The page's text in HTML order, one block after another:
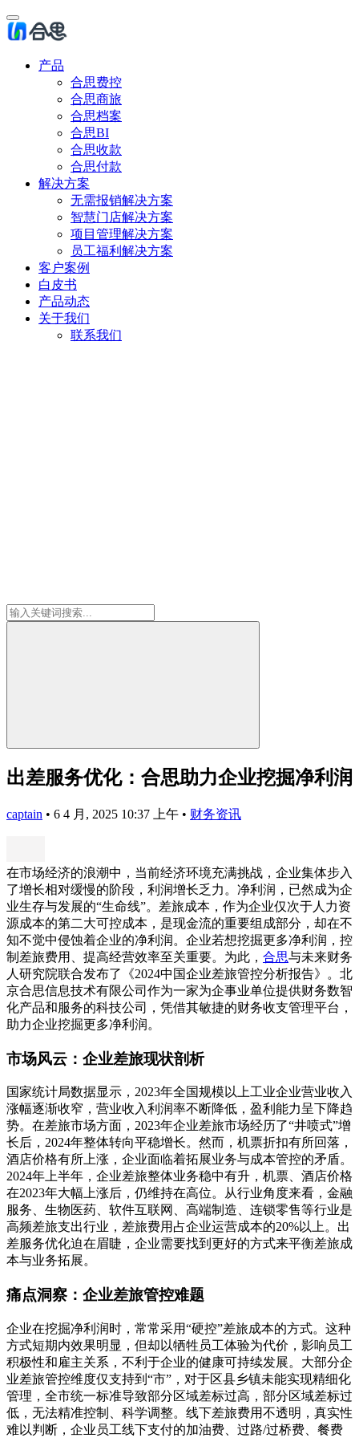
产品
合思费控
合思商旅
合思档案
合思BI
合思收款
合思付款
解决方案
无需报销解决方案
智慧门店解决方案
项目管理解决方案
员工福利解决方案
客户案例
白皮书
产品动态
关于我们
联系我们
出差服务优化：合思助力企业挖掘净利润
captain • 6 4 月, 2025 10:37 上午 • 财务资讯
在市场经济的浪潮中，当前经济环境充满挑战，企业集体步入
了增长相对缓慢的阶段，利润增长乏力。净利润，已然成为企
业生存与发展的“生命线”。差旅成本，作为企业仅次于人力资
源成本的第二大可控成本，是现金流的重要组成部分，却在不
知不觉中侵蚀着企业的净利润。企业若想挖掘更多净利润，控
制差旅费用、提高经营效率至关重要。为此， 合思与未来财务
人研究院联合发布了《2024中国企业差旅管控分析报告》。北
京合思信息技术有限公司作为一家为企事业单位提供财务数智
化产品和服务的科技公司，凭借其敏捷的财务收支管理平台，
助力企业挖掘更多净利润。
市场风云：企业差旅现状剖析
国家统计局数据显示，2023年全国规模以上工业企业营业收入
涨幅逐渐收窄，营业收入利润率不断降低，盈利能力呈下降趋
势。在差旅市场方面，2023年企业差旅市场经历了“井喷式”增
长后，2024年整体转向平稳增长。然而，机票折扣有所回落，
酒店价格有所上涨，企业面临着拓展业务与成本管控的矛盾。
2024年上半年，企业差旅整体业务稳中有升，机票、酒店价格
在2023年大幅上涨后，仍维持在高位。从行业角度来看，金融
服务、生物医药、软件互联网、高端制造、连锁零售等行业是
高频差旅支出行业，差旅费用占企业运营成本的20%以上。出
差服务优化迫在眉睫，企业需要找到更好的方式来平衡差旅成
本与业务拓展。
痛点洞察：企业差旅管控难题
企业在挖掘净利润时，常常采用“硬控”差旅成本的方式。这种
方式短期内效果明显，但却以牺牲员工体验为代价，影响员工
积极性和雇主关系，不利于企业的健康可持续发展。大部分企
业差旅管控维度仅支持到“市”，对于区县乡镇未能实现精细化
管理，全市统一标准导致部分区域差标过高，部分区域差标过
低，无法精准控制、科学调整。线下差旅费用不透明，真实性
难以判断，企业员工线下支付的加油费、过路/过桥费、餐费